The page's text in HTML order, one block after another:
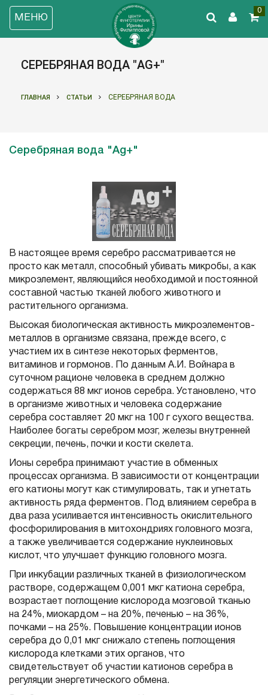
МЕНЮ
0
СЕРЕБРЯНАЯ ВОДА "AG+"
ГЛАВНАЯ СТАТЬИ СЕРЕБРЯНАЯ ВОДА
Серебряная вода "Ag+"
В настоящее время серебро рассматривается не
просто как металл, способный убивать микробы, а как
микроэлемент, являющийся необходимой и постоянной
составной частью тканей любого животного и
растительного организма.
Высокая биологическая активность микроэлементов-
металлов в организме связана, прежде всего, с
участием их в синтезе некоторых ферментов,
витаминов и гормонов. По данным А.И. Войнара в
суточном рационе человека в среднем должно
содержаться 88 мкг ионов серебра. Установлено, что
в организме животных и человека содержание
серебра составляет 20 мкг на 100 г сухого вещества.
Наиболее богаты серебром мозг, железы внутренней
секреции, печень, почки и кости скелета.
Ионы серебра принимают участие в обменных
процессах организма. В зависимости от концентрации
его катионы могут как стимулировать, так и угнетать
активность ряда ферментов. Под влиянием серебра в
два раза усиливается интенсивность окислительного
фосфорилирования в митохондриях головного мозга,
а также увеличивается содержание нуклеиновых
кислот, что улучшает функцию головного мозга.
При инкубации различных тканей в физиологическом
растворе, содержащем 0,001 мкг катиона серебра,
возрастает поглощение кислорода мозговой тканью
на 24%, миокардом – на 20%, печенью – на 36%,
почками – на 25%. Повышение концентрации ионов
серебра до 0,01 мкг снижало степень поглощения
кислорода клетками этих органов, что
свидетельствует об участии катионов серебра в
регуляции энергетического обмена.